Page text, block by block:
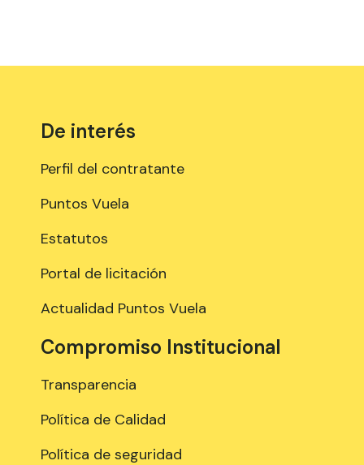
De interés
Perfil del contratante
Puntos Vuela
Estatutos
Portal de licitación
Actualidad Puntos Vuela
Compromiso Institucional
Transparencia
Política de Calidad
Política de seguridad